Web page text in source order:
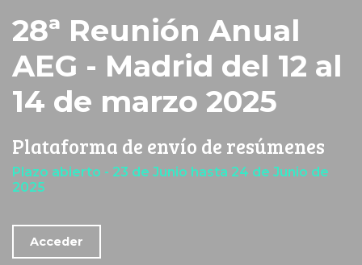
28ª Reunión Anual
AEG - Madrid del 12 al
14 de marzo 2025
Plataforma de envío de resúmenes
Plazo abierto - 23 de Junio hasta 24 de Junio de
2025
Acceder